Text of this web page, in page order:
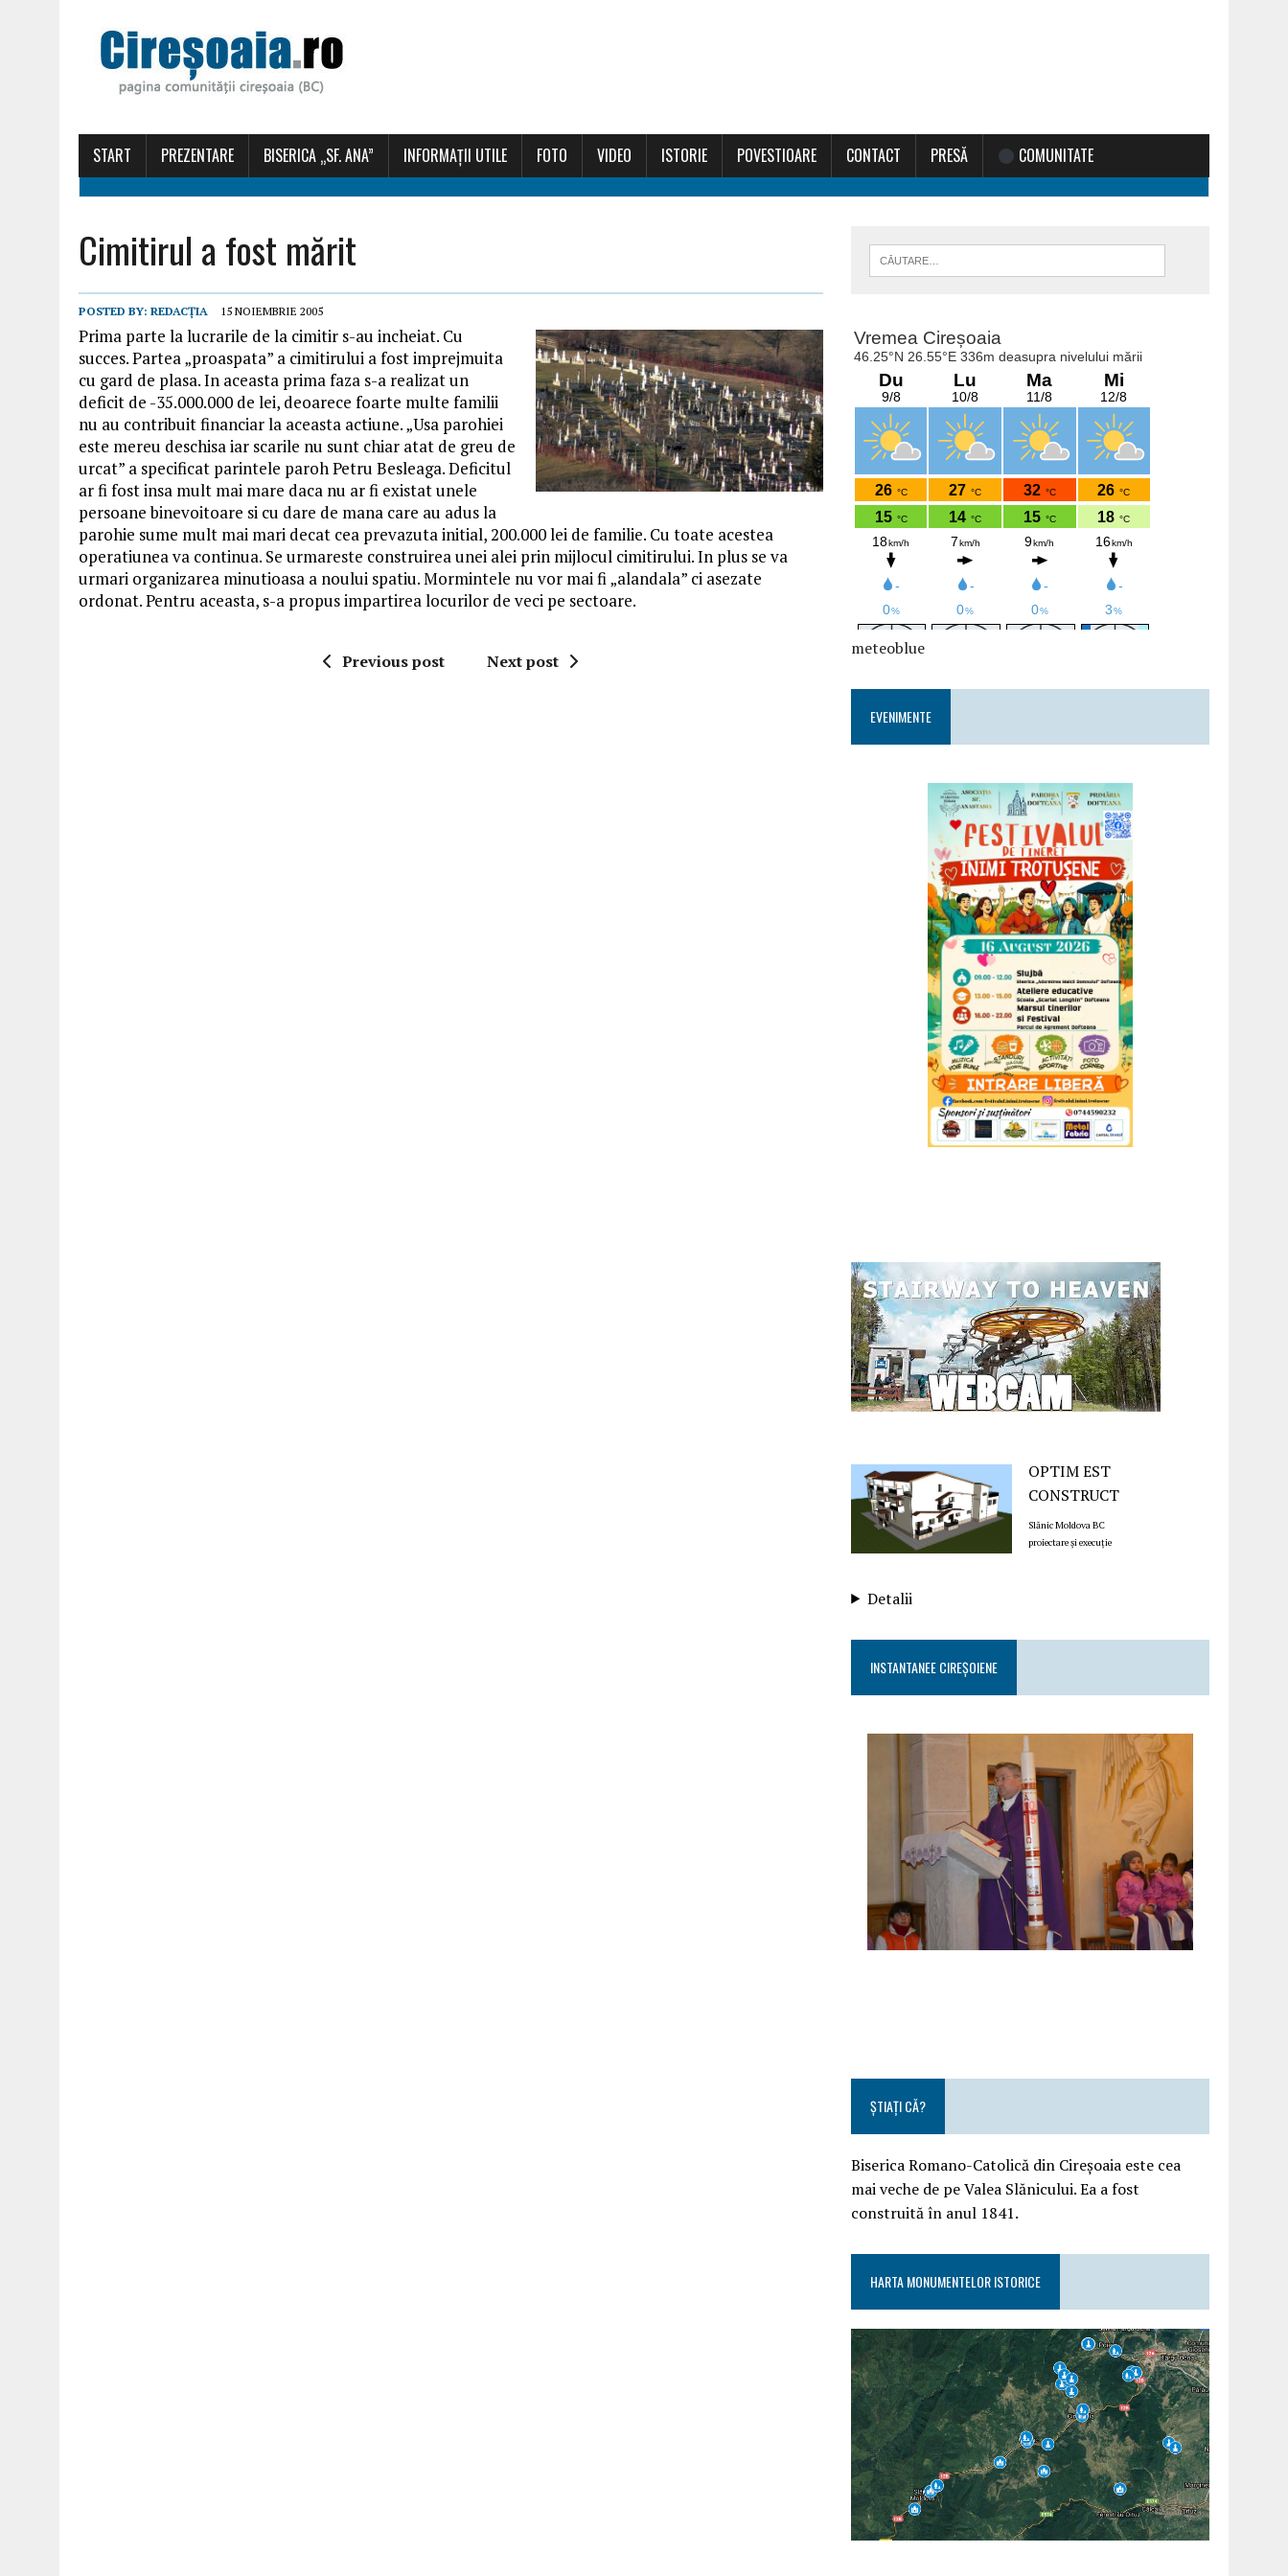
START PREZENTARE BISERICA „SF. ANA” INFORMAȚII UTILE FOTO VIDEO ISTORIE POVESTIOARE CONTACT PRESĂ COMUNITATE
Cimitirul a fost mărit
POSTED BY: REDACȚIA 15 NOIEMBRIE 2005
Prima parte la lucrarile de la cimitir s-au incheiat. Cu
succes. Partea „proaspata” a cimitirului a fost imprejmuita
cu gard de plasa. In aceasta prima faza s-a realizat un
deficit de -35.000.000 de lei, deoarece foarte multe familii
nu au contribuit financiar la aceasta actiune. „Usa parohiei
este mereu deschisa iar scarile nu sunt chiar atat de greu de
urcat” a specificat parintele paroh Petru Besleaga. Deficitul
ar fi fost insa mult mai mare daca nu ar fi existat unele
persoane binevoitoare si cu dare de mana care au adus la
parohie sume mult mai mari decat cea prevazuta initial, 200.000 lei de familie. Cu toate acestea
operatiunea va continua. Se urmareste construirea unei alei prin mijlocul cimitirului. In plus se va
urmari organizarea minutioasa a noului spatiu. Mormintele nu vor mai fi „alandala” ci asezate
ordonat. Pentru aceasta, s-a propus impartirea locurilor de veci pe sectoare.
Previous post Next post
meteoblue
EVENIMENTE
OPTIM EST
CONSTRUCT
Slănic Moldova BC
proiectare și execuție
Detalii
INSTANTANEE CIREȘOIENE
ȘTIAȚI CĂ?
Biserica Romano-Catolică din Cireșoaia este cea
mai veche de pe Valea Slănicului. Ea a fost
construită în anul 1841.
HARTA MONUMENTELOR ISTORICE